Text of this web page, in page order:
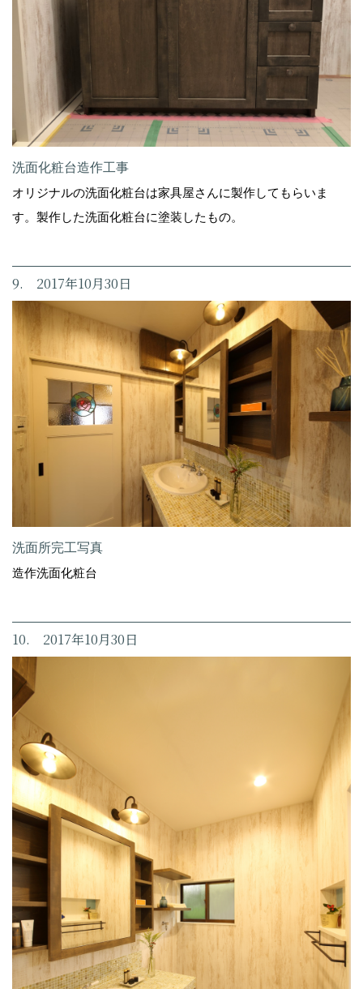
洗面化粧台造作工事
オリジナルの洗面化粧台は家具屋さんに製作してもらいま
す。製作した洗面化粧台に塗装したもの。
9. 2017年10月30日
洗面所完工写真
造作洗面化粧台
10. 2017年10月30日